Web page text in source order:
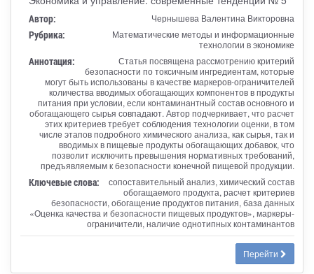
Автор: Чернышева Валентина Викторовна
Рубрика:
Математические методы и информационные
технологии в экономике
Аннотация:
Статья посвящена рассмотрению критерий
безопасности по токсичным ингредиентам, которые
могут быть использованы в качестве маркеров-ограничителей
количества вводимых обогащающих компонентов в продукты
питания при условии, если контаминантный состав основного и
обогащающего сырья совпадают. Автор подчеркивает, что расчет
этих критериев требует соблюдения технологии оценки, в том
числе этапов подробного химического анализа, как сырья, так и
вводимых в пищевые продукты обогащающих добавок, что
позволит исключить превышения нормативных требований,
предъявляемым к безопасности конечной пищевой продукции.
Ключевые слова:
сопоставительный анализ, химический состав
обогащаемого продукта, расчет критериев
безопасности, обогащение продуктов питания, база данных
«Оценка качества и безопасности пищевых продуктов», маркеры-
ограничители, наличие однотипных контаминантов
Перейти